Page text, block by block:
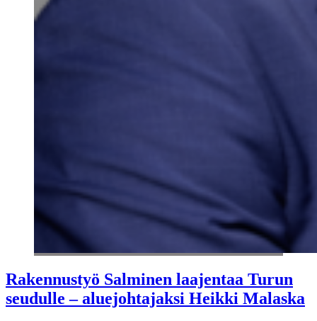
Rakennustyö Salminen laajentaa Turun
seudulle – aluejohtajaksi Heikki Malaska